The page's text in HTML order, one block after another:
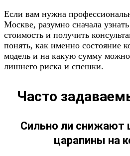
Если вам нужна
Москве, разумно сначала
стоимость и получить
понять, как именно состояние
модель и на какую сумму можно
лишнего риска и спешки.
Часто
Сильно ли снижают
царапины на